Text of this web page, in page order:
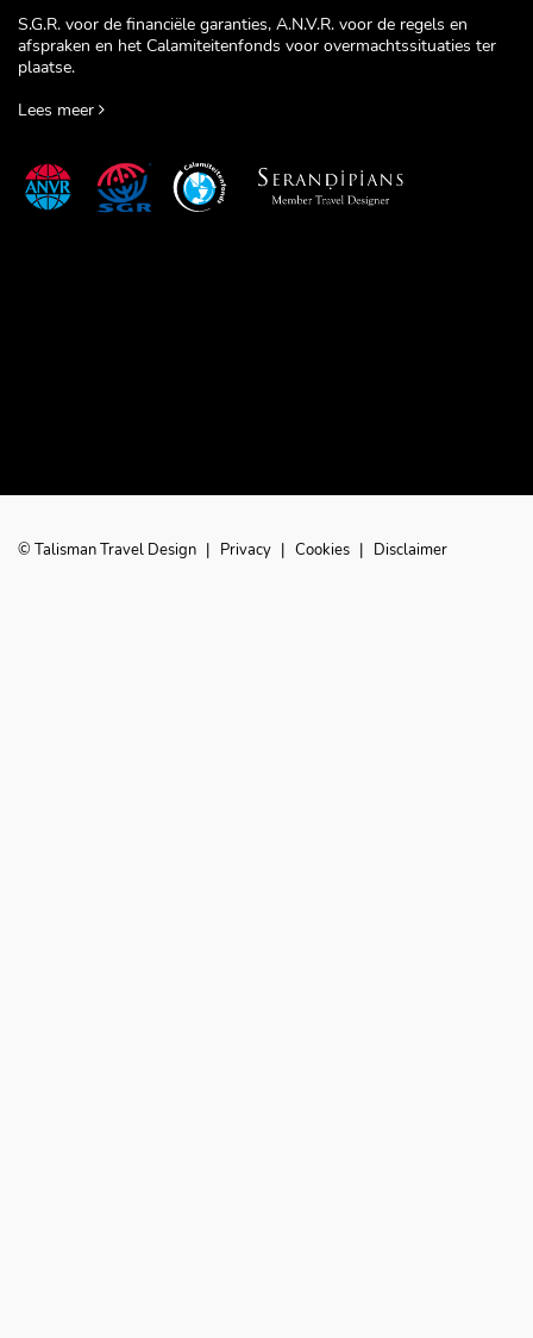
S.G.R. voor de financiële garanties, A.N.V.R. voor de regels en
afspraken en het Calamiteitenfonds voor overmachtssituaties ter
plaatse.
Lees meer
© Talisman Travel Design Privacy Cookies Disclaimer